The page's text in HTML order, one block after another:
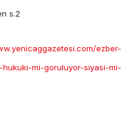
s.2
ezber-
mi-goruluyor-siyasi-mi-